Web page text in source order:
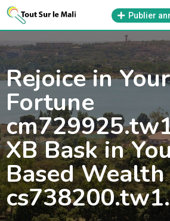
Aller
Publier
Rejoice in
Fortune
XB Bask in
Based Wealth